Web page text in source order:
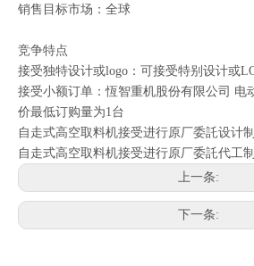
销售目标市场：全球
竞争特点
接受独特设计或logo：可接受特别设计或
接受小额订单：恆智重机股份有限公司 电
价最低订购量为1台
自走式高空取料机接受进行原厂委託设计
自走式高空取料机接受进行原厂委託代工
上一条:
下一条: